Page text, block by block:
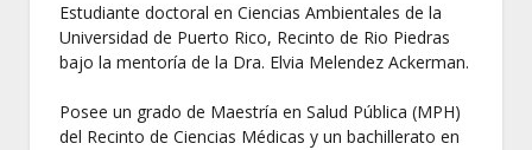
Estudiante doctoral en Ciencias Ambientales de la
Universidad de Puerto Rico, Recinto de Rio Piedras
bajo la mentoría de la Dra. Elvia Melendez Ackerman.
Posee un grado de Maestría en Salud Pública (MPH)
del Recinto de Ciencias Médicas y un bachillerato en